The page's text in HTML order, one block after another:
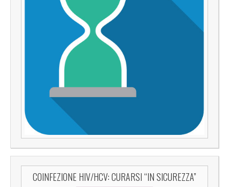
COINFEZIONE HIV/HCV: CURARSI “IN SICUREZZA”